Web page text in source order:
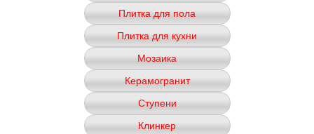
Плитка для пола
Плитка для кухни
Мозаика
Керамогранит
Ступени
Клинкер